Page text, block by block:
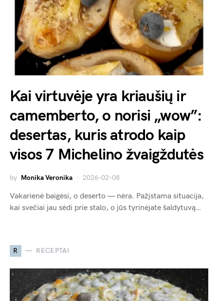
Kai virtuvėje yra kriaušių ir
camemberto, o norisi „wow”:
desertas, kuris atrodo kaip
visos 7 Michelino žvaigždutės
by Monika Veronika 2026-02-08
Vakarienė baigėsi, o deserto — nėra. Pažįstama situacija,
kai svečiai jau sėdi prie stalo, o jūs tyrinėjate šaldytuvą…
R RECEPTAI